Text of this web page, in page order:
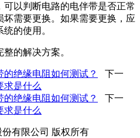
以判断电路的电伴带是否正常
需要更换。如果需要更换，应
的使用。
的解决方案。
绝缘电阻如何测试？
下一
求是什么
绝缘电阻如何测试？
下一
求是什么
份有限公司 版权所有